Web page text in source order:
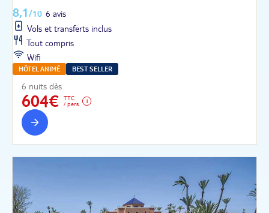
8,1/10 6 avis
Vols et transferts inclus
Tout compris
Wifi
HÔTEL ANIMÉ BEST SELLER
6 nuits dès
604€
TTC
/ pers.